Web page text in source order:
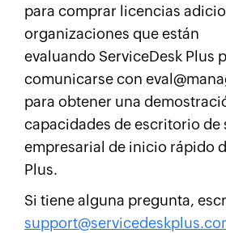
para comprar licencias
organizaciones que están
evaluando ServiceDesk Plus
comunicarse con
para obtener una
capacidades de escritorio de
empresarial de inicio rápido
Plus.
Si tiene alguna pregunta,